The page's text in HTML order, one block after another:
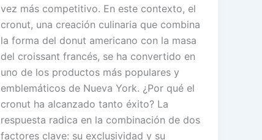
vez más competitivo. En este contexto, el
cronut, una creación culinaria que combina
la forma del donut americano con la masa
del croissant francés, se ha convertido en
uno de los productos más populares y
emblemáticos de Nueva York. ¿Por qué el
cronut ha alcanzado tanto éxito? La
respuesta radica en la combinación de dos
factores clave: su exclusividad y su